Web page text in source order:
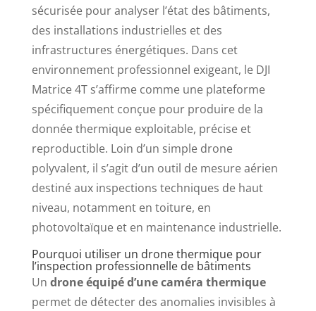
sécurisée pour analyser l’état des bâtiments,
des installations industrielles et des
infrastructures énergétiques. Dans cet
environnement professionnel exigeant, le DJI
Matrice 4T s’affirme comme une plateforme
spécifiquement conçue pour produire de la
donnée thermique exploitable, précise et
reproductible. Loin d’un simple drone
polyvalent, il s’agit d’un outil de mesure aérien
destiné aux inspections techniques de haut
niveau, notamment en toiture, en
photovoltaïque et en maintenance industrielle.
Pourquoi utiliser un drone thermique pour
l’inspection professionnelle de bâtiments
Un drone équipé d’une caméra thermique
permet de détecter des anomalies invisibles à